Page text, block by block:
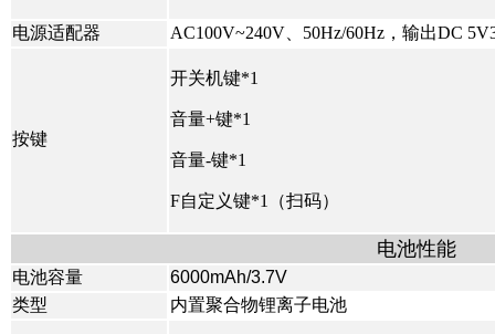
电源适配器 AC100V~240V、50Hz/60Hz，输出DC
按键
开关机键*1
音量+键*1
音量-键*1
F自定义键*1（扫码）
电池性能
电池容量
6000mAh/3.7V
类型
内置聚合物锂离子电池